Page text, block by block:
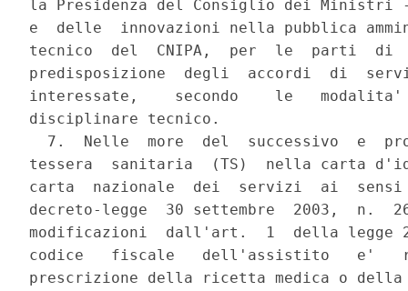
la Presidenza del Consiglio dei Ministri
e  delle  innovazioni nella pubblica
tecnico  del  CNIPA,  per  le  parti  di
predisposizione  degli  accordi  di
interessate,    secondo    le
disciplinare tecnico.
7.  Nelle  more  del  successivo  e
tessera  sanitaria  (TS)  nella carta
carta  nazionale  dei  servizi  ai  sensi
decreto-legge  30 settembre  2003,  n.
modificazioni  dall'art.  1  della legge
codice   fiscale   dell'assistito   e'
prescrizione della ricetta medica o